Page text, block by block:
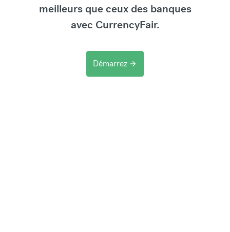
meilleurs que ceux des banques
avec CurrencyFair.
Démarrez arrow_forward